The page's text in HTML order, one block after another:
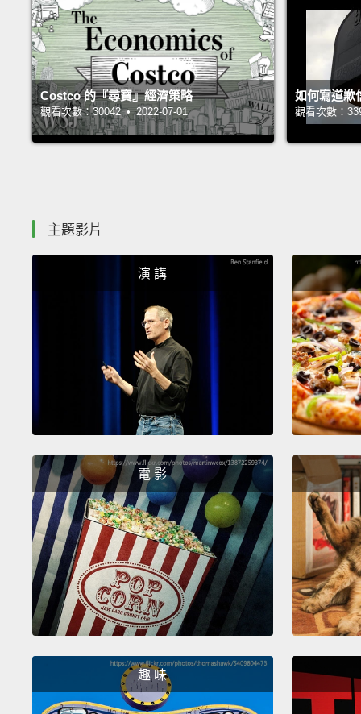
Costco 的『尋寶』經濟策略
觀看次數：30042 • 2022-07-01
如何寫道歉
觀看次數：
主題影片
演 講
電 影
趣 味